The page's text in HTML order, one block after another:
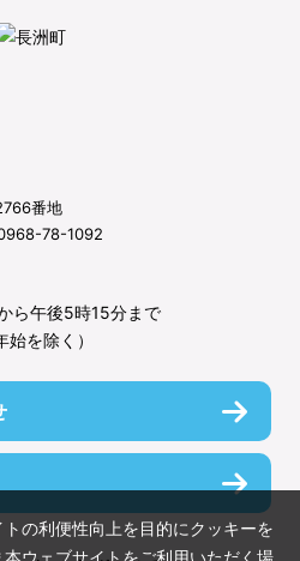
番地
78-1092
ら午後5時15分まで
始を除く）
の利便性向上を目的にクッキーを